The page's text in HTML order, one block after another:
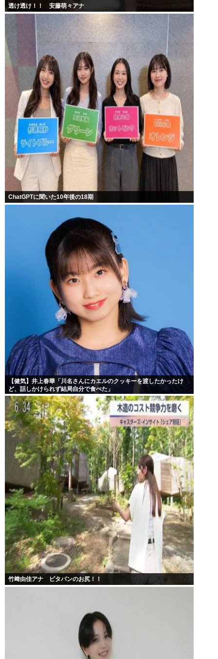
透け透け！！ 安藤萌々アナ
ChatGPTに聞いた10年後の18期
【健気】井上春華「川名さんにカエルのクッキーを渡したかったけ
ど、話しかけられず結局自分で食べた」
竹﨑由佳アナ ピタパンのお尻！！